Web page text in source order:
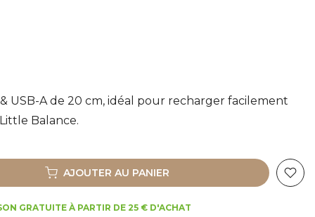
USB-A de 20 cm, idéal pour recharger facilement
Balance.
AJOUTER AU PANIER
GRATUITE À PARTIR DE 25 € D'ACHAT